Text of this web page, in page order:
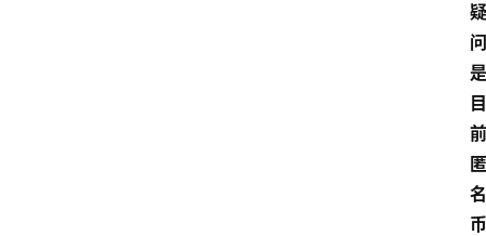
疑
问
是
目
前
匿
名
币